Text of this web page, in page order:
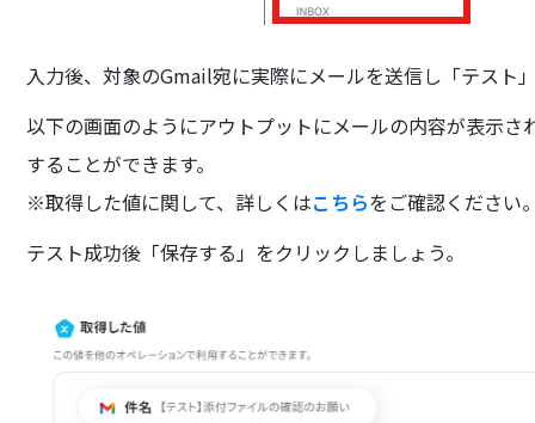
入力後、対象のGmail宛に実際にメールを送信し「テスト
以下の画面のようにアウトプットにメールの内容が表示
することができます。
※取得した値に関して、詳しくはこちらをご確認ください
テスト成功後「保存する」をクリックしましょう。